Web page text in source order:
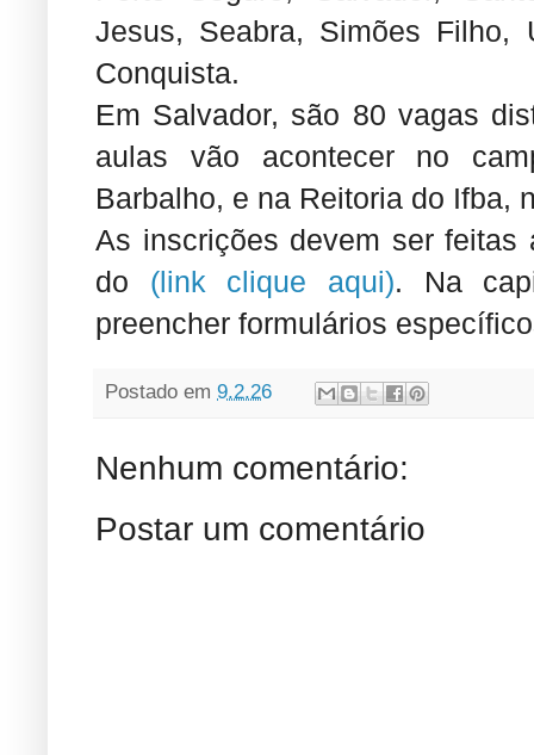
Jesus, Seabra, Simões Filho,
Conquista.
Em Salvador, são 80 vagas
aulas vão acontecer no
Barbalho, e na Reitoria do Ifba,
As inscrições devem ser
do (link clique aqui). Na
preencher formulários
Postado em 9.2.26
Nenhum comentário:
Postar um comentário